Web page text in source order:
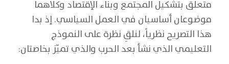
متعلق بتشكيل المجتمع وبناء الإقتصاد وكلاهما
موضوعان أساسيان في العمل السياسي. إذ بدا
هذا التصريح نظرياً، لنلقِ نظرة على النموذج
التعليمي الذي نشأ بعد الحرب والذي تميّز بخاصتان: